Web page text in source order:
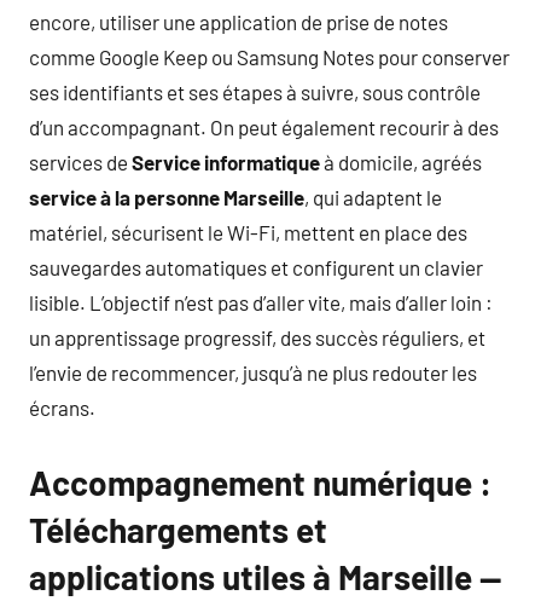
encore, utiliser une application de prise de notes
comme Google Keep ou Samsung Notes pour conserver
ses identifiants et ses étapes à suivre, sous contrôle
d’un accompagnant. On peut également recourir à des
services de Service informatiqueà domicile, agréés
service à la personne Marseille, qui adaptent le
matériel, sécurisent le Wi-Fi, mettent en place des
sauvegardes automatiques et configurent un clavier
lisible. L’objectif n’est pas d’aller vite, mais d’aller loin :
un apprentissage progressif, des succès réguliers, et
l’envie de recommencer, jusqu’à ne plus redouter les
écrans.
Accompagnement numérique :
Téléchargements et
applications utiles à Marseille —